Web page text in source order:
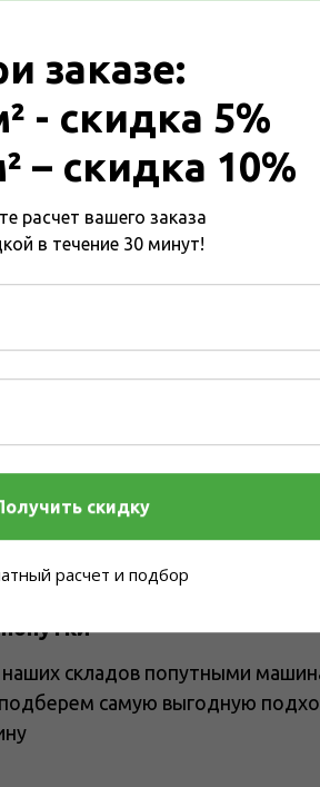
Санкт-Петербург, Казань с
экспедитором на автомобиле
города уточняйте у
наших складов попутными
подберем самую выгодную
заказе:
- скидка 5%
– скидка 10%
расчет вашего заказа
в течение 30 минут!
скидку
расчет и подбор